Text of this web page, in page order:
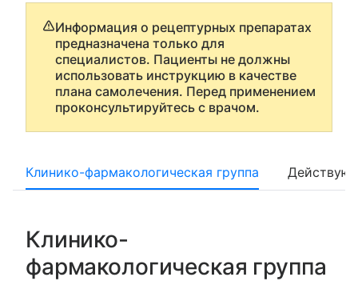
Информация о рецептурных препаратах
предназначена только для
специалистов. Пациенты не должны
использовать инструкцию в качестве
плана самолечения. Перед применением
проконсультируйтесь с врачом.
Клинико-фармакологическая группа
Клинико-
фармакологическая группа